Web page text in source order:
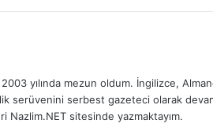
yılında mezun oldum. İngilizce,
serüvenini serbest gazeteci olarak
Nazlim.NET sitesinde yazmaktayım.